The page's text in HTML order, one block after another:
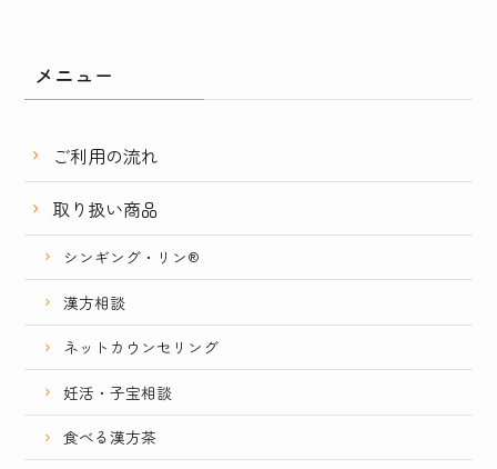
メニュー
ご利用の流れ
取り扱い商品
シンギング・リン®
漢方相談
ネットカウンセリング
妊活・子宝相談
食べる漢方茶